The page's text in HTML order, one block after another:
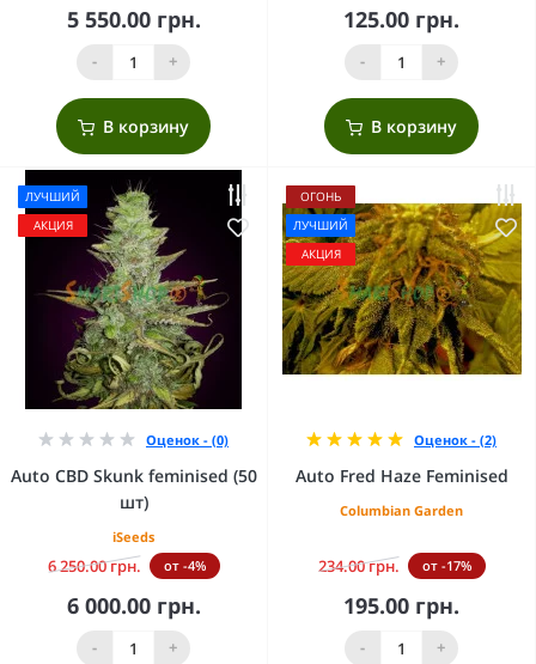
5 550.00 грн.
- +
В корзину
125.00 грн.
- +
В корзину
ЛУЧШИЙ
АКЦИЯ
Оценок - (0)
Auto CBD Skunk feminised (50
шт)
iSeeds
6 250.00 грн. от -4%
6 000.00 грн.
- +
ОГОНЬ
ЛУЧШИЙ
АКЦИЯ
Оценок - (2)
Auto Fred Haze Feminised
Columbian Garden
234.00 грн. от -17%
195.00 грн.
- +